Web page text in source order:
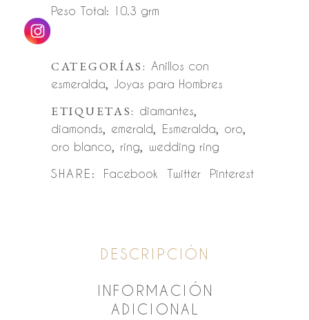
Peso Total: 10.3 grm
CATEGORÍAS: Anillos con
esmeralda, Joyas para Hombres
ETIQUETAS: diamantes,
diamonds, emerald, Esmeralda, oro,
oro blanco, ring, wedding ring
SHARE:
Facebook Twitter Pinterest
DESCRIPCIÓN
INFORMACIÓN
ADICIONAL